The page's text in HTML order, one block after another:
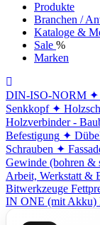
Produkte
Branchen /
Kataloge &
Sale %
Marken
DIN-ISO-NORM ✦
Senkkopf ✦
Holzverbinder -
Befestigung ✦
Schrauben ✦
Gewinde (bohren &
Arbeit, Werkstatt &
Bitwerkzeuge
IN ONE (mit Akku)